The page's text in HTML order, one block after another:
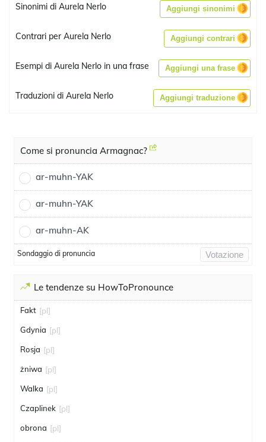
Sinonimi di Aurela Nerlo Aggiungi sinonimi
Contrari per Aurela Nerlo Aggiungi contrari
Esempi di Aurela Nerlo in una frase Aggiungi una frase
Traduzioni di Aurela Nerlo Aggiungi traduzione
Come si pronuncia Armagnac?
ar-muhn-YAK
ar-muhn-YAK
ar-muhn-AK
Sondaggio di pronuncia Votazione
Le tendenze su HowToPronounce
Fakt [pl]
Gdynia [pl]
Rosja [pl]
żniwa [pl]
Walka [pl]
Czaplinek [pl]
obrona [pl]